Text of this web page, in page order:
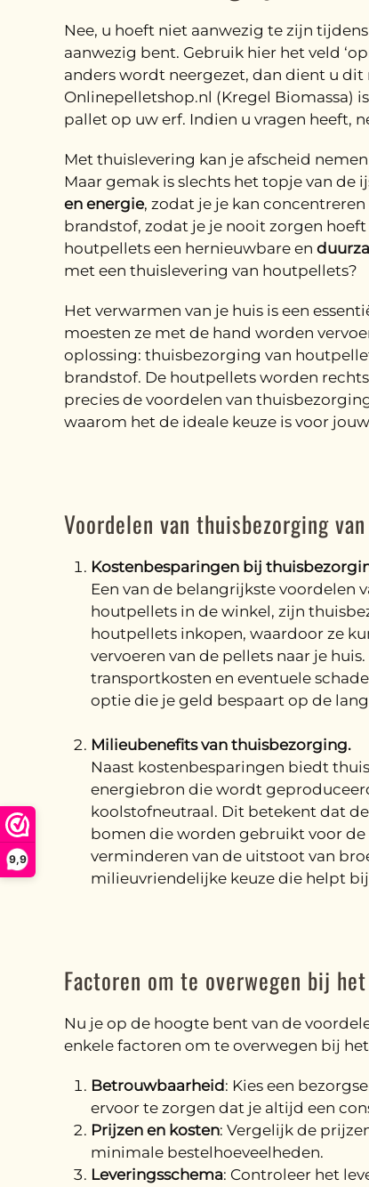
9,9
Nee, u hoeft niet aanwezig te zijn
aanwezig bent. Gebruik hier het veld
anders wordt neergezet, dan dient u
Onlinepelletshop.nl (Kregel Biomassa)
pallet op uw erf. Indien u vragen heeft,
Met thuislevering kan je afscheid
Maar gemak is slechts het topje van de
en energie, zodat je je kan
brandstof, zodat je je nooit zorgen
houtpellets een hernieuwbare en
met een thuislevering van houtpellets?
Het verwarmen van je huis is een
moesten ze met de hand worden
oplossing: thuisbezorging van
brandstof. De houtpellets worden
precies de voordelen van
waarom het de ideale keuze is voor
Voordelen van thuisbezorging
Kostenbesparingen bij
Een van de belangrijkste voordelen
houtpellets in de winkel, zijn
houtpellets inkopen, waardoor ze
vervoeren van de pellets naar je
transportkosten en eventuele
optie die je geld bespaart op de
Milieubenefits van thuisbezorging.
Naast kostenbesparingen biedt
energiebron die wordt
koolstofneutraal. Dit betekent dat
bomen die worden gebruikt voor
verminderen van de uitstoot van
milieuvriendelijke keuze die helpt
Factoren om te overwegen bij
Nu je op de hoogte bent van de
enkele factoren om te overwegen bij
Betrouwbaarheid : Kies een
ervoor te zorgen dat je altijd een
Prijzen en kosten: Vergelijk de
minimale bestelhoeveelheden.
Leveringsschema: Controleer het